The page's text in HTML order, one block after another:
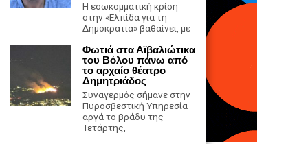
Η εσωκομματική κρίση
στην «Ελπίδα για τη
Δημοκρατία» βαθαίνει, με
Φωτιά στα Αϊβαλιώτικα
του Βόλου πάνω από
το αρχαίο θέατρο
Δημητριάδος
Συναγερμός σήμανε στην
Πυροσβεστική Υπηρεσία
αργά το βράδυ της
Τετάρτης,